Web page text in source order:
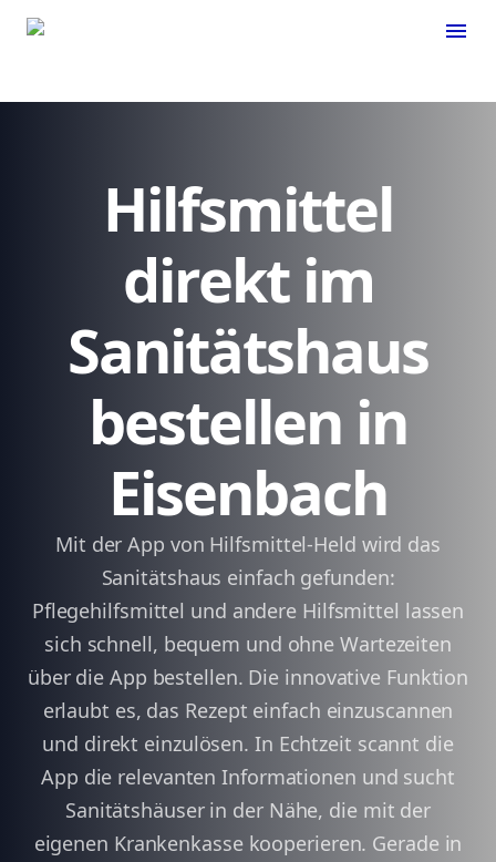
menu
Hilfsmittel
direkt im
Sanitätshaus
bestellen in
Eisenbach
Mit der App von Hilfsmittel-Held wird das
Sanitätshaus einfach gefunden:
Pflegehilfsmittel und andere Hilfsmittel lassen
sich schnell, bequem und ohne Wartezeiten
über die App bestellen. Die innovative Funktion
erlaubt es, das Rezept einfach einzuscannen
und direkt einzulösen. In Echtzeit scannt die
App die relevanten Informationen und sucht
Sanitätshäuser in der Nähe, die mit der
eigenen Krankenkasse kooperieren. Gerade in